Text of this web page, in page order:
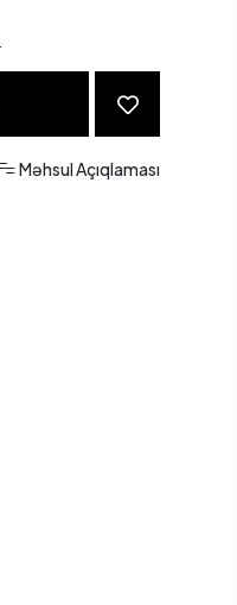
Məhsul Açıqlaması